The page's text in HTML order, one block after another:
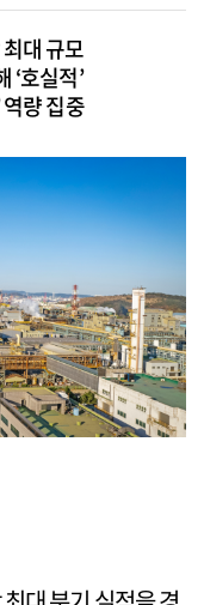
대 규모
‘호실적’
량 집중